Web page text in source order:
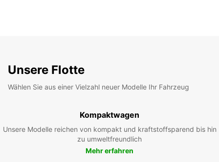
Unsere Flotte
Wählen Sie aus einer Vielzahl neuer Modelle Ihr Fahrzeug
Kompaktwagen
Unsere Modelle reichen von kompakt und kraftstoffsparend bis hin
zu umweltfreundlich
Mehr erfahren